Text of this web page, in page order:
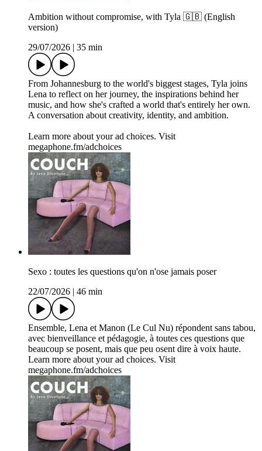
Ambition without compromise, with Tyla 🇬🇧 (English
version)
29/07/2026
35 min
From Johannesburg to the world's biggest stages, Tyla joins
Lena to reflect on her journey, the inspirations behind her
music, and how she's crafted a world that's entirely her own.
A conversation about creativity, identity, and ambition.
Learn more about your ad choices. Visit
megaphone.fm/adchoices
Sexo : toutes les questions qu'on n'ose jamais poser
22/07/2026
46 min
Ensemble, Lena et Manon (Le Cul Nu) répondent sans tabou,
avec bienveillance et pédagogie, à toutes ces questions que
beaucoup se posent, mais que peu osent dire à voix haute.
Learn more about your ad choices. Visit
megaphone.fm/adchoices